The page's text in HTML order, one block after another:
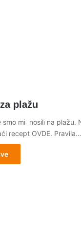
plažu
smo mi nosili na plažu.
recept OVDE. Pravila…